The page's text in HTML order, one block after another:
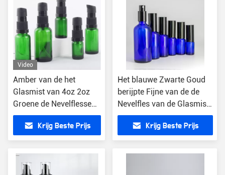
Video
Amber van de het
Glasmist van 4oz 2oz
Groene de Nevelflessen
2 Oz Boston om
Nevelfles met Fijne
Mistspuitbus
Krijg Beste Prijs
Het blauwe Zwarte Goud
berijpte Fijne van de de
Nevelfles van de Glasmist
het Kobaltetherische olie 4
de Ronde van Oz Boston
Krijg Beste Prijs